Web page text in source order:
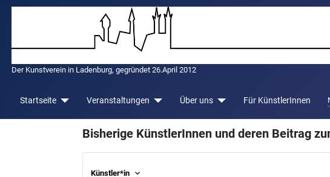
Der Kunstverein in Ladenburg, gegründet 26.April 2012
Startseite Veranstaltungen Über uns Für KünstlerInnen
Bisherige KünstlerInnen und deren Beitrag
Künstler*in